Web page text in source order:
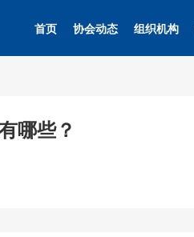
首页 协会动态 组织机构
哪些？